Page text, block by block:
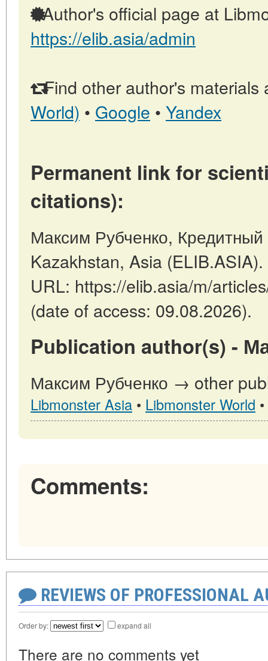
Author's official page at
https://elib.asia/admin
Find other author's materials
World) • Google • Yandex
Permanent link for
citations):
Максим Рубченко,
Kazakhstan, Asia
URL: https://elib.asia/m/
(date of access: 09.08.2026).
Publication author(s) -
Максим Рубченко → other
Libmonster Asia • Libmonster World •
Comments:
REVIEWS OF PROFESSIONAL
Order by: expand all
There are no comments yet